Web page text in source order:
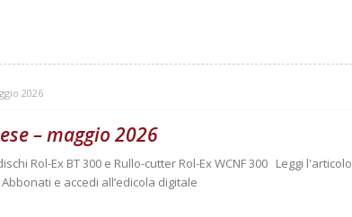
2026
– maggio 2026
Rol-Ex BT 300 e Rullo-cutter Rol-Ex WCNF 300 Leggi l'articolo
e accedi all’edicola digitale